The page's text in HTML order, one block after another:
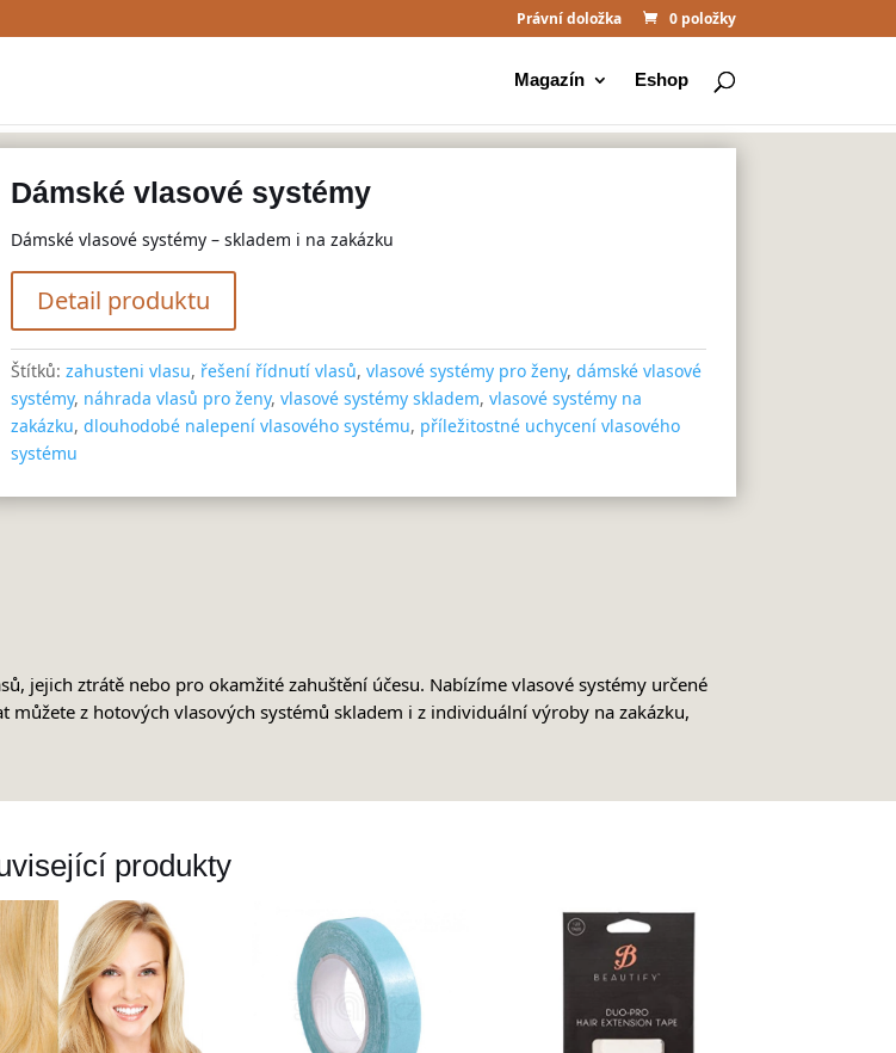
Právní doložka 0 položky
Magazín Eshop
Dámské vlasové systémy
Dámské vlasové systémy – skladem i na zakázku
Detail produktu
Štítků:zahusteni vlasu, řešení řídnutí vlasů,vlasové systémy pro ženy,dámské vlasové
systémy, náhrada vlasů pro ženy,vlasové systémy skladem,vlasové systémy na
zakázku,dlouhodobé nalepení vlasového systému, příležitostné uchycení vlasového
systému
jejich ztrátě nebo pro okamžité zahuštění účesu. Nabízíme vlasové systémy určené
z hotových vlasových systémů skladem i z individuální výroby na zakázku,
produkty